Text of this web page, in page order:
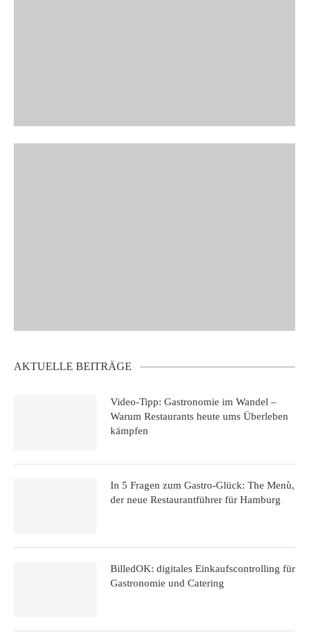
AKTUELLE BEITRÄGE
Video-Tipp: Gastronomie im Wandel –
Warum Restaurants heute ums Überleben
kämpfen
In 5 Fragen zum Gastro-Glück: The Menù,
der neue Restaurantführer für Hamburg
BilledOK: digitales Einkaufscontrolling für
Gastronomie und Catering